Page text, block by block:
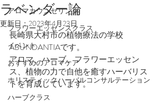
アロマカウンセリング
フラワーエッセンスクラス
イベント
おすすめのアロマケア
ホリスティックハーバルコンサルテーション
ハーブクラス
ラベンダー論
更新日：2023年4月23日
長崎県大村市の植物療法の学校
ABUNDANTIAです。
アロマ、ハーブ、フラワーエッセン
ス、植物の力で自他を癒すハーバリス
トを育成しています。